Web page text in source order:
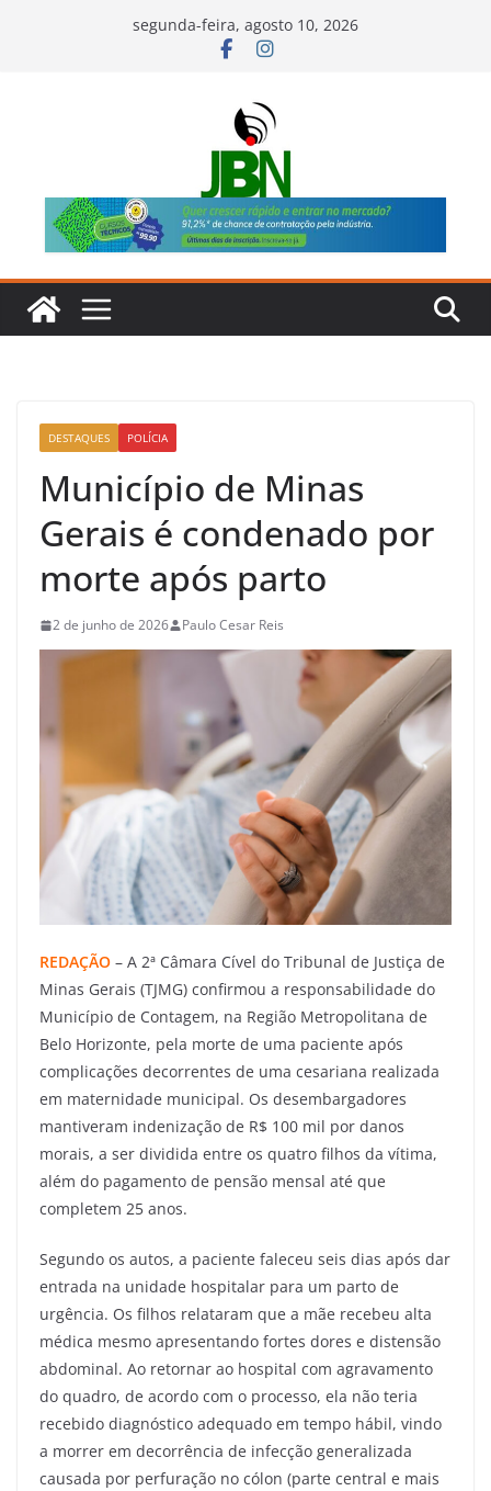
segunda-feira, agosto 10, 2026
DESTAQUES POLÍCIA
Município de Minas
Gerais é condenado por
morte após parto
2 de junho de 2026 Paulo Cesar Reis
REDAÇÃO – A 2ª Câmara Cível do Tribunal de Justiça de
Minas Gerais (TJMG) confirmou a responsabilidade do
Município de Contagem, na Região Metropolitana de
Belo Horizonte, pela morte de uma paciente após
complicações decorrentes de uma cesariana realizada
em maternidade municipal. Os desembargadores
mantiveram indenização de R$ 100 mil por danos
morais, a ser dividida entre os quatro filhos da vítima,
além do pagamento de pensão mensal até que
completem 25 anos.
Segundo os autos, a paciente faleceu seis dias após dar
entrada na unidade hospitalar para um parto de
urgência. Os filhos relataram que a mãe recebeu alta
médica mesmo apresentando fortes dores e distensão
abdominal. Ao retornar ao hospital com agravamento
do quadro, de acordo com o processo, ela não teria
recebido diagnóstico adequado em tempo hábil, vindo
a morrer em decorrência de infecção generalizada
causada por perfuração no cólon (parte central e mais